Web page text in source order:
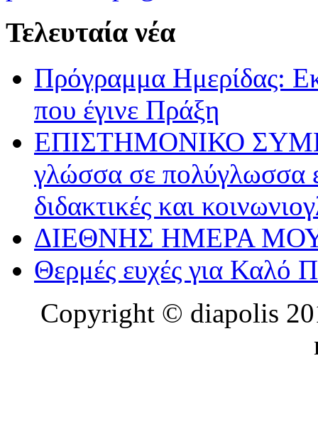
Τελευταία νέα
Πρόγραμμα Ημερίδας:
που έγινε Πράξη
ΕΠΙΣΤΗΜΟΝΙΚΟ
γλώσσα σε πολύγλωσσα
διδακτικές και
ΔΙΕΘΝΗΣ ΗΜΕΡΑ
Θερμές ευχές για Καλό
Copyright © diapolis